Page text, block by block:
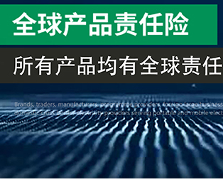
动力镍氢电池
常规镍氢电池
PG游戏官
修订单位，
家标准的制